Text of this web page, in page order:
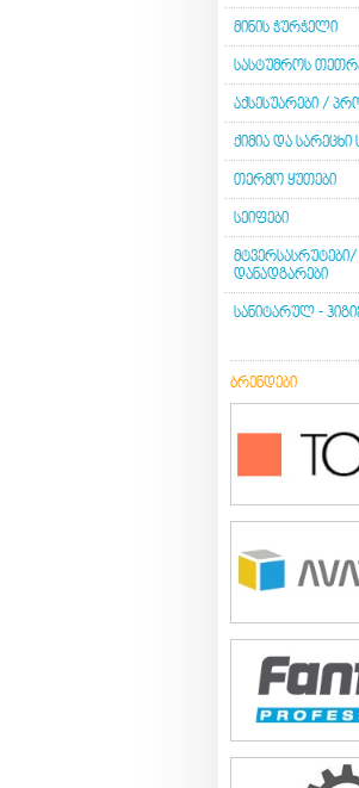
ᲛᲘᲜᲘᲡ ᲭᲣᲠᲭᲔᲚᲘ
ᲡᲐᲡᲢᲣᲛᲠᲝᲡ
ᲐᲥᲡᲔᲡᲣᲐᲠᲔᲑᲘ /
ᲥᲘᲛᲘᲐ ᲓᲐ ᲡᲐᲠᲔᲪᲮᲘ
ᲗᲔᲠᲛᲝ ᲧᲣᲗᲔᲑᲘ
ᲡᲔᲘᲤᲔᲑᲘ
ᲛᲢᲕᲔᲠᲡᲐᲡᲠᲣᲢᲔᲑᲘ/
ᲓᲐᲜᲐᲓᲒᲐᲠᲔᲑᲘ
ᲡᲐᲜᲘᲢᲐᲠᲣᲚ -
ᲑᲠᲔᲜᲓᲔᲑᲘ